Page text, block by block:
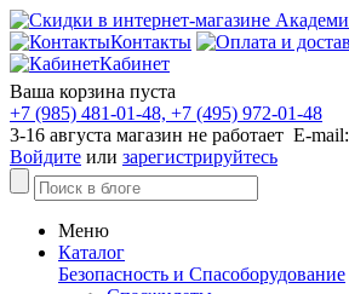
Контакты
Кабинет
Ваша корзина пуста
+7 (985) 481-01-48, +7 (495) 972-01-48
3-16 августа магазин не работает E-mail:
Войдите или зарегистрируйтесь
Меню
Каталог
Безопасность и Спасоборудование